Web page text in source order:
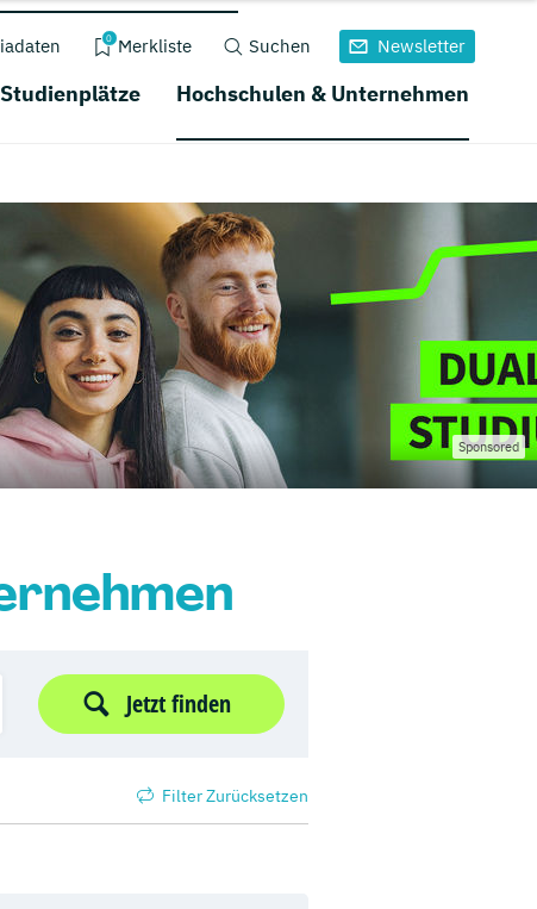
0 Merkliste Suchen Newsletter
Hochschulen & Unternehmen
Sponsored
Jetzt finden
Filter Zurücksetzen